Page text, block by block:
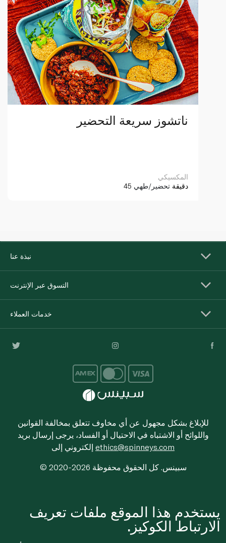
ناتشوز سريعة التحضير
المكسيكي
45 دقيقة تحضير/طهي
نبذة عنا
التسوق عبر الإنترنت
خدمات العملاء
للإبلاغ بشكل مجهول عن أي مخاوف تتعلق بمخالفة القوانين
واللوائح أو الاشتباه في الاحتيال أو الفساد، يرجى إرسال بريد
ethics@spinneys.com
© 2020-2026 سبينس. كل الحقوق محفوظة
يستخدم هذا الموقع ملفات تعريف
الارتباط الكوكيز.